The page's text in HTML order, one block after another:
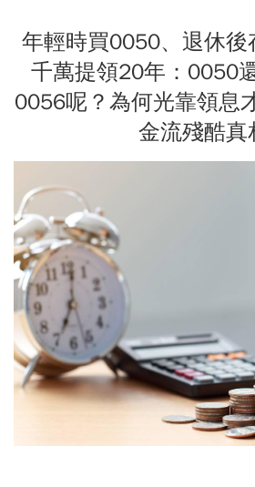
年輕時買0050、退休
千萬提領20年：0050
0056呢？為何光靠領息
金流殘酷真